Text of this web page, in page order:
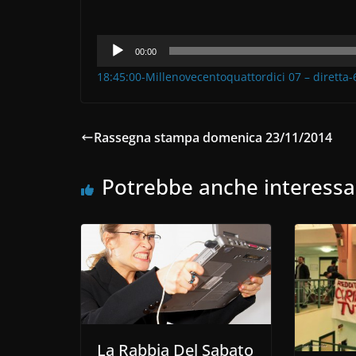
Audio
00:00
18:45:00-Millenovecentoquattordici 07 – diretta-
Rassegna stampa domenica 23/11/2014
Potrebbe anche
La Rabbia Del Sabato